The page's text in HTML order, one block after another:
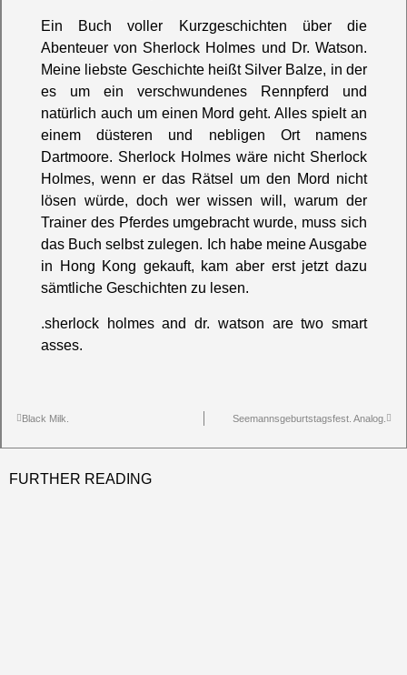
Ein Buch voller Kurzgeschichten über die
Abenteuer von Sherlock Holmes und Dr. Watson.
Meine liebste Geschichte heißt Silver Balze, in der
es um ein verschwundenes Rennpferd und
natürlich auch um einen Mord geht. Alles spielt an
einem düsteren und nebligen Ort namens
Dartmoore. Sherlock Holmes wäre nicht Sherlock
Holmes, wenn er das Rätsel um den Mord nicht
lösen würde, doch wer wissen will, warum der
Trainer des Pferdes umgebracht wurde, muss sich
das Buch selbst zulegen. Ich habe meine Ausgabe
in Hong Kong gekauft, kam aber erst jetzt dazu
sämtliche Geschichten zu lesen.
.sherlock holmes and dr. watson are two smart
asses.
Black Milk. Seemannsgeburtstagsfest. Analog.
FURTHER READING